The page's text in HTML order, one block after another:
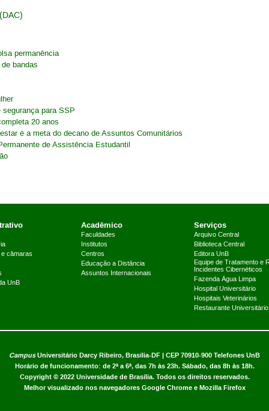
permanência
bandas
para SSP
20 anos
é a meta do decano de Assuntos Comunitários
de Assistência Estudantil
câmaras
UnB
Acadêmico
Faculdades
Institutos
Centros
Educação a Distância
Assuntos Internacionais
Serviços
Arquivo Central
Biblioteca Central
Editora UnB
Equipe de Tratamento e
Incidentes Cibernéticos
Fazenda Água Limpa
Hospital Universitário
Hospitais Veterinários
Restaurante Universitário
CampusUniversitário Darcy Ribeiro, Brasília-DF | CEP 70910-900 Telefones UnB
Horário de funcionamento: de 2ª a 6ª, das 7h às 23h. Sábado, das 8h às 18h.
Copyright © 2022 Universidade de Brasília. Todos os direitos reservados.
Melhor visualizado nos navegadores Google Chrome e Mozilla Firefox